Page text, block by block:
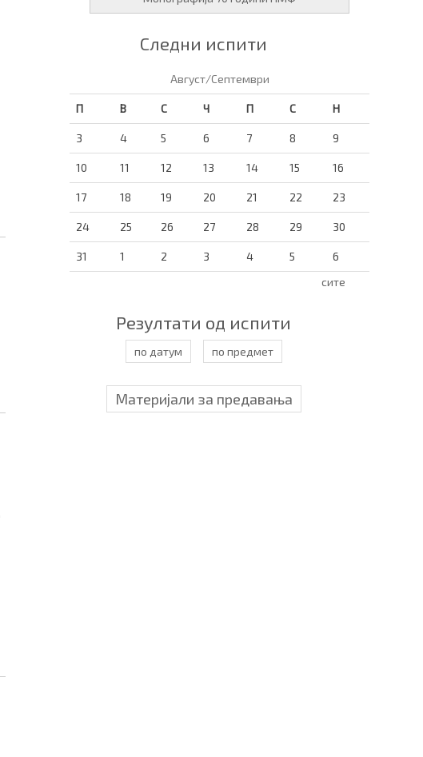
Следни испити
Август/Септември
П В С Ч П С Н
3 4 5 6 7 8 9
10 11 12 13 14 15 16
17 18 19 20 21 22 23
24 25 26 27 28 29 30
31 1 2 3 4 5
6
сите
Резултати од испити
по датум по предмет
Материјали за предавања